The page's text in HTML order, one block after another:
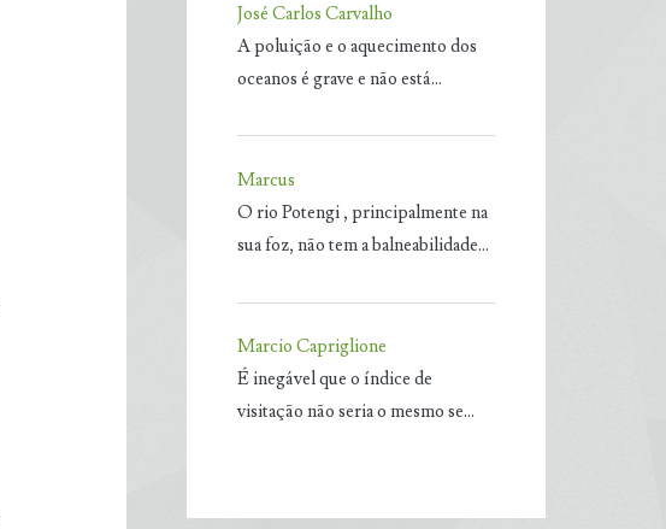
José Carlos Carvalho
A poluição e o aquecimento dos
oceanos é grave e não está…
Marcus
O rio Potengi , principalmente na
sua foz, não tem a balneabilidade…
Marcio Capriglione
É inegável que o índice de
visitação não seria o mesmo se…